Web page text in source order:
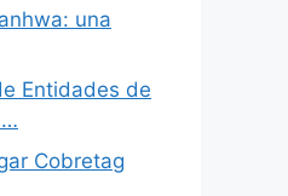
una
Entidades de
Cobretag